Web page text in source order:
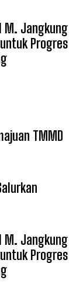
M. Jangkung
Progres
TMMD
M. Jangkung
Progres